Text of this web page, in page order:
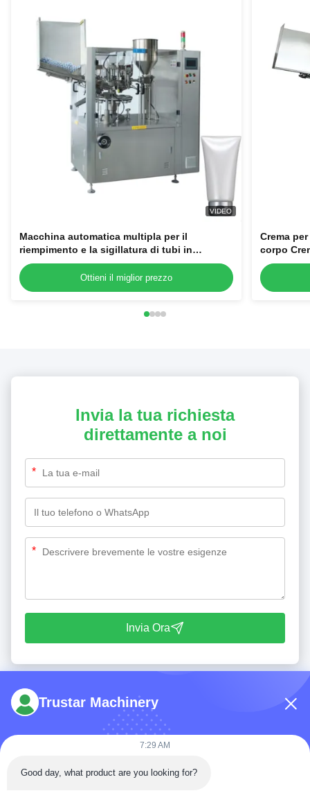
VIDEO
Macchina automatica multipla per il
riempimento e la sigillatura di tubi in
alluminio laminato in plastica ad alta
stabilità in venditaOttieni il miglior prezzo
Crema
corpo
Invia la tua richiesta
direttamente a noi
*
*
Invia Ora
tel: 86-180-5882-0351
Trustar Machinery
7:29 AM
Good day, what product are you looking for?